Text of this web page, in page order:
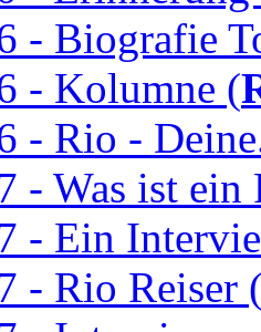
- Biografie
- Kolumne (
- Rio -
- Was ist ein
- Ein
- Rio Reiser